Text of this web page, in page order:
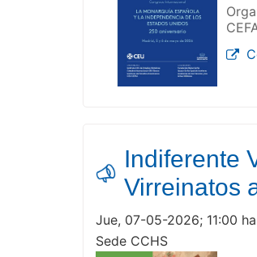
Indiferente
Virreinatos
Jue, 07-05-2026; 11:00
Sede CCHS